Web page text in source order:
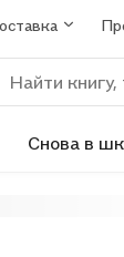
Снова в